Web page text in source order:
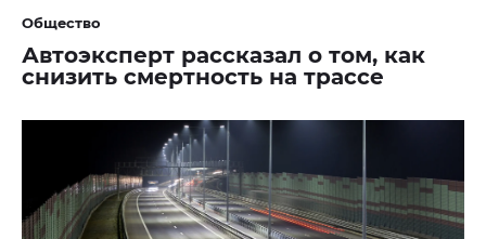
Общество
Автоэксперт рассказал о том, как
снизить смертность на трассе